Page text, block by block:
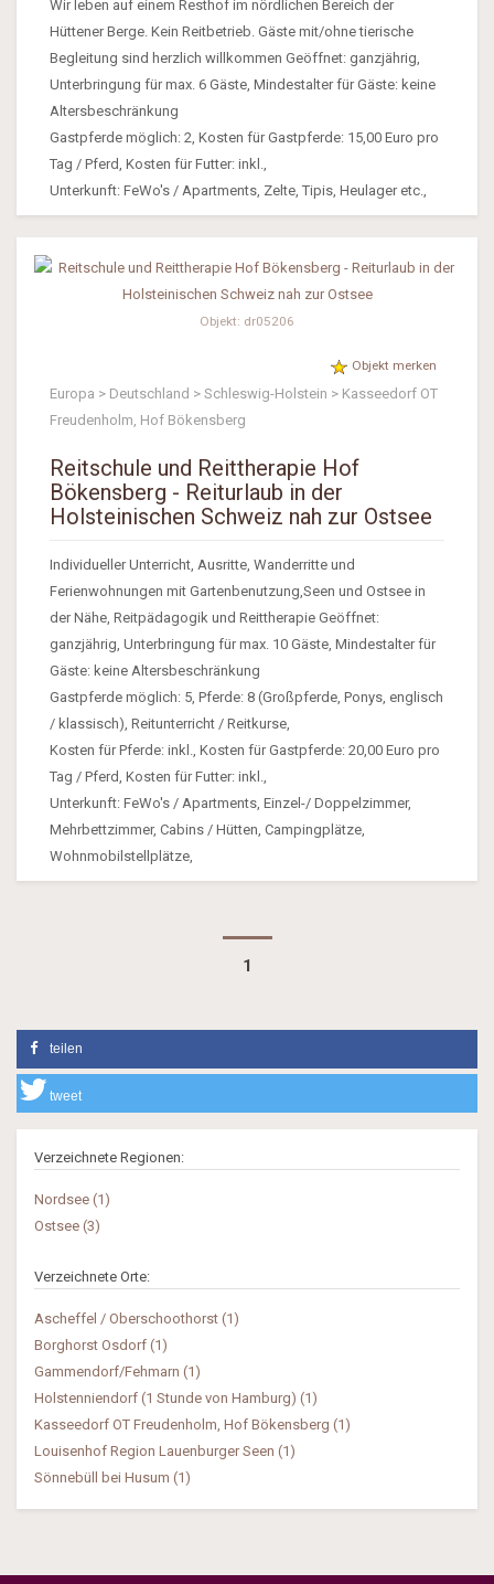
Wir leben auf einem Resthof im nördlichen Bereich der
Hüttener Berge. Kein Reitbetrieb. Gäste mit/ohne tierische
Begleitung sind herzlich willkommen Geöffnet: ganzjährig,
Unterbringung für max. 6 Gäste, Mindestalter für Gäste: keine
Altersbeschränkung
Gastpferde möglich: 2, Kosten für Gastpferde: 15,00 Euro pro
Tag / Pferd, Kosten für Futter: inkl.,
Unterkunft: FeWo's / Apartments, Zelte, Tipis, Heulager etc.,
Objekt: dr05206
Objekt merken
Europa > Deutschland > Schleswig-Holstein > Kasseedorf OT
Freudenholm, Hof Bökensberg
Reitschule und Reittherapie Hof
Bökensberg - Reiturlaub in der
Holsteinischen Schweiz nah zur Ostsee
Individueller Unterricht, Ausritte, Wanderritte und
Ferienwohnungen mit Gartenbenutzung,Seen und Ostsee in
der Nähe, Reitpädagogik und Reittherapie Geöffnet:
ganzjährig, Unterbringung für max. 10 Gäste, Mindestalter für
Gäste: keine Altersbeschränkung
Gastpferde möglich: 5, Pferde: 8 (Großpferde, Ponys, englisch
/ klassisch), Reitunterricht / Reitkurse,
Kosten für Pferde: inkl., Kosten für Gastpferde: 20,00 Euro pro
Tag / Pferd, Kosten für Futter: inkl.,
Unterkunft: FeWo's / Apartments, Einzel-/ Doppelzimmer,
Mehrbettzimmer, Cabins / Hütten, Campingplätze,
Wohnmobilstellplätze,
1
teilen
tweet
Verzeichnete Regionen:
Nordsee (1)
Ostsee (3)
Verzeichnete Orte:
Ascheffel / Oberschoothorst (1)
Borghorst Osdorf (1)
Gammendorf/Fehmarn (1)
Holstenniendorf (1 Stunde von Hamburg) (1)
Kasseedorf OT Freudenholm, Hof Bökensberg (1)
Louisenhof Region Lauenburger Seen (1)
Sönnebüll bei Husum (1)